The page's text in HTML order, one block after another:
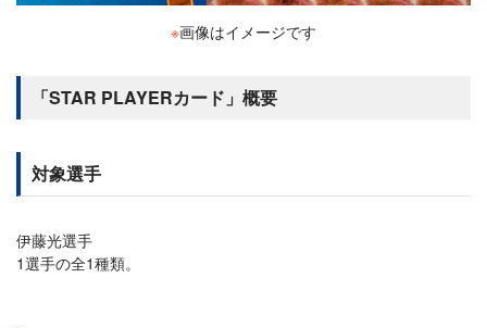
※画像はイメージです
「STAR PLAYERカード」概要
対象選手
伊藤光選手
1選手の全1種類。